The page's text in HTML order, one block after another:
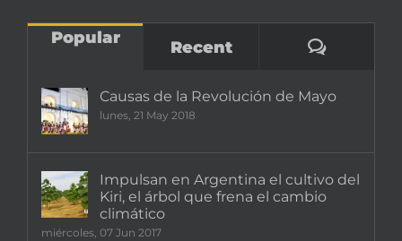
Popular Recent
Causas de la Revolución de Mayo
lunes, 21 May 2018
Impulsan en Argentina el cultivo del
Kiri, el árbol que frena el cambio
climático
miércoles, 07 Jun 2017